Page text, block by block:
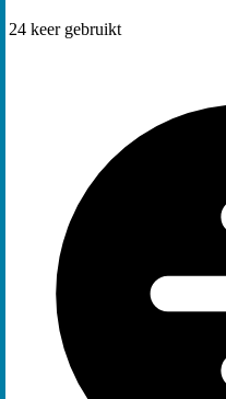
24 keer gebruikt